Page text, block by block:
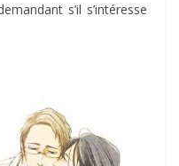
s’il s’intéresse